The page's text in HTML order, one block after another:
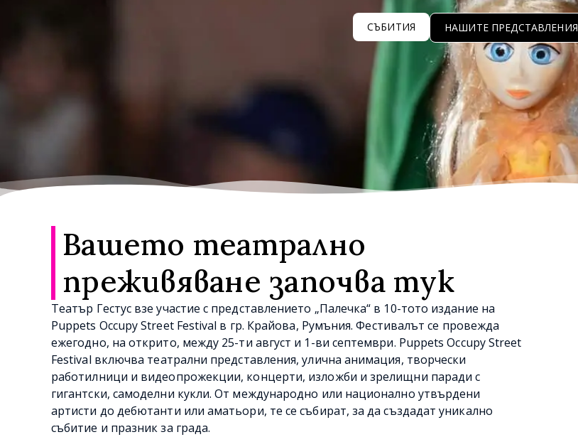
СЪБИТИЯ НАШИТЕ ПРЕДСТАВЛЕНИЯ
Вашето театрално
преживяване започва тук
Театър Гестус взе участие с представлението „Палечка“ в 10-тото издание на
Puppets Occupy Street Festival в гр. Крайова, Румъния. Фестивалът се провежда
ежегодно, на открито, между 25-ти август и 1-ви септември. Puppets Occupy Street
Festival включва театрални представления, улична анимация, творчески
работилници и видеопрожекции, концерти, изложби и зрелищни паради с
гигантски, самоделни кукли. От международно или национално утвърдени
артисти до дебютанти или аматьори, те се събират, за да създадат уникално
събитие и празник за града.